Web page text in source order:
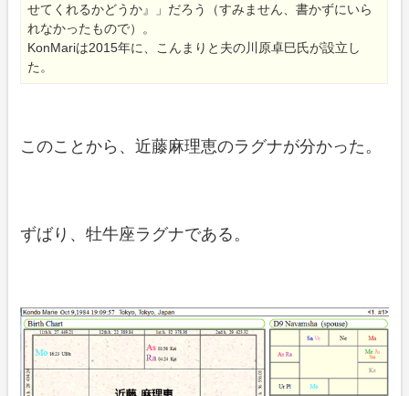
せてくれるかどうか』」だろう（すみません、書かずにいら
れなかったもので）。
KonMariは2015年に、こんまりと夫の川原卓巳氏が設立し
た。
このことから、近藤麻理恵のラグナが分かった。
ずばり、牡牛座ラグナである。